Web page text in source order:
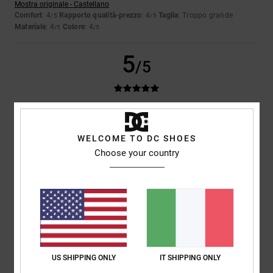
Mostra originale - Castellano
Comfort: 4/5 Rapporto qualità-prezzo : 4/5 Taglia: Troppo grande
Materiale: 4/5 Colore: 4/5
5/5
Rapporto qualità-prezzo: 5 Taglia
5
WELCOME TO DC SHOES
Choose your country
US SHIPPING ONLY IT SHIPPING ONLY